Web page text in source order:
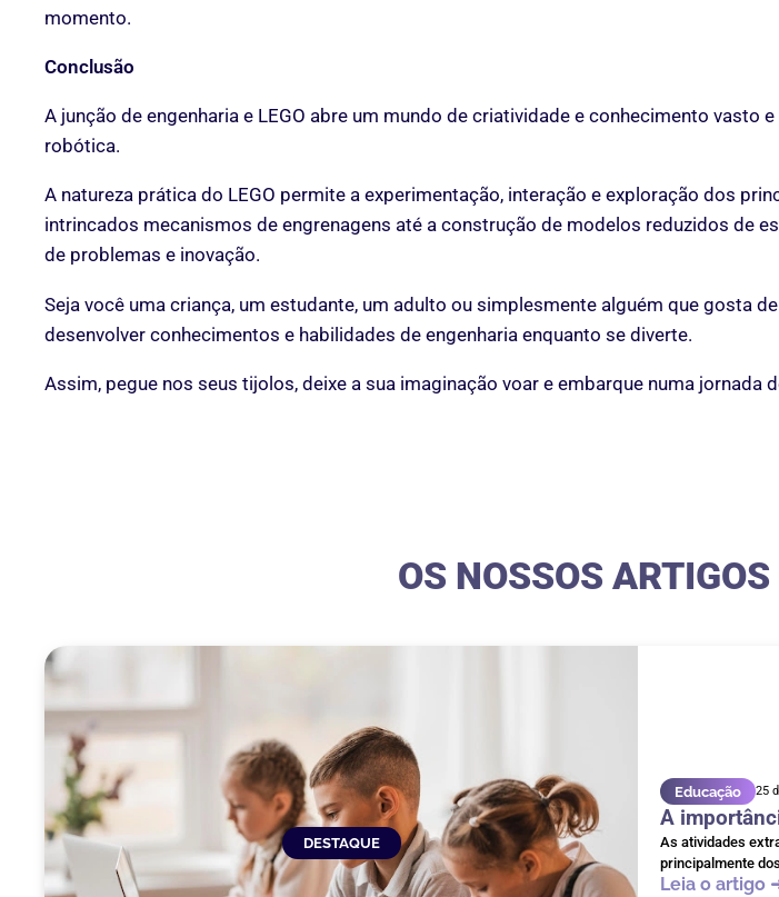
momento.
Conclusão
A junção de engenharia e LEGO abre um mundo de criatividade e conhecimento
robótica.
A natureza prática do LEGO permite a experimentação, interação e exploração dos
intrincados mecanismos de engrenagens até a construção de modelos reduzidos de
de problemas e inovação.
Seja você uma criança, um estudante, um adulto ou simplesmente alguém que gosta
desenvolver conhecimentos e habilidades de engenharia enquanto se diverte.
Assim, pegue nos seus tijolos, deixe a sua imaginação voar e embarque numa jornada
OS NOSSOS
DESTAQUE
Educação 25
A
As atividades
principalmente
Leia o artigo